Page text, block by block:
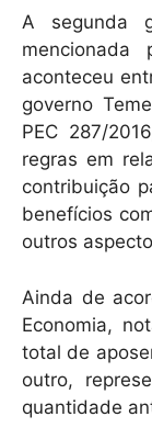
A segunda
mencionada
aconteceu
governo
PEC 287/
regras em
contribuição
benefícios
outros
Ainda de
Economia,
total de
outro,
quantidade